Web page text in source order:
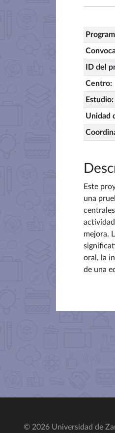
ID del
Centro:
Estudio:
Unidad
Este
una
mejora.
oral, la
de una
© 2026 Universidad de